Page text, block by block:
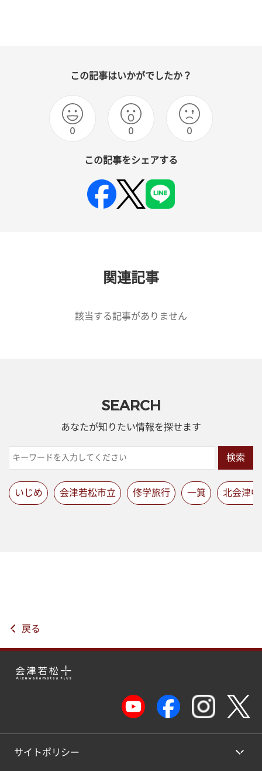
この記事はいかがでしたか？
0 0 0
この記事をシェアする
関連記事
該当する記事がありません
SEARCH
あなたが知りたい情報を探せます
検索
いじめ 会津若松市立 修学旅行 一箕 北会津中
戻る
サイトポリシー